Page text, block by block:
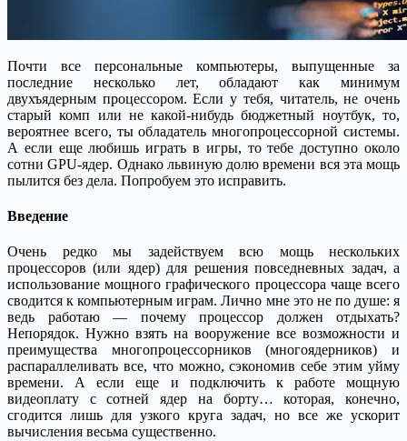
Почти все персональные компьютеры, выпущенные за
последние несколько лет, обладают как минимум
двухъядерным процессором. Если у тебя, читатель, не очень
старый комп или не какой-нибудь бюджетный ноутбук, то,
вероятнее всего, ты обладатель многопроцессорной системы.
А если еще любишь играть в игры, то тебе доступно около
сотни GPU-ядер. Однако львиную долю времени вся эта мощь
пылится без дела. Попробуем это исправить.
Введение
Очень редко мы задействуем всю мощь нескольких
процессоров (или ядер) для решения повседневных задач, а
использование мощного графического процессора чаще всего
сводится к компьютерным играм. Лично мне это не по душе: я
ведь работаю — почему процессор должен отдыхать?
Непорядок. Нужно взять на вооружение все возможности и
преимущества многопроцессорников (многоядерников) и
распараллеливать все, что можно, сэкономив себе этим уйму
времени. А если еще и подключить к работе мощную
видеоплату с сотней ядер на борту… которая, конечно,
сгодится лишь для узкого круга задач, но все же ускорит
вычисления весьма существенно.